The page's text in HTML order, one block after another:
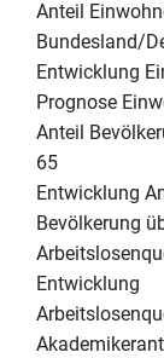
Anteil
Bundesland/
Entwicklung
Prognose
Anteil
65
Entwicklung
Bevölkerung
Entwicklung